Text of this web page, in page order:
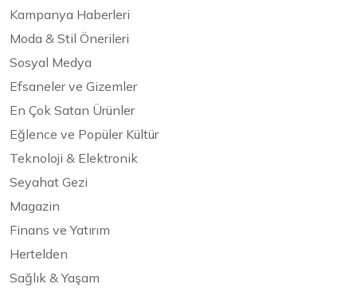
Kampanya Haberleri
Moda & Stil Önerileri
Sosyal Medya
Efsaneler ve Gizemler
En Çok Satan Ürünler
Eğlence ve Popüler Kültür
Teknoloji & Elektronik
Seyahat Gezi
Magazin
Finans ve Yatırım
Hertelden
Sağlık & Yaşam